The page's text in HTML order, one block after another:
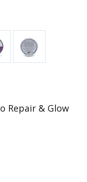
Repair & Glow